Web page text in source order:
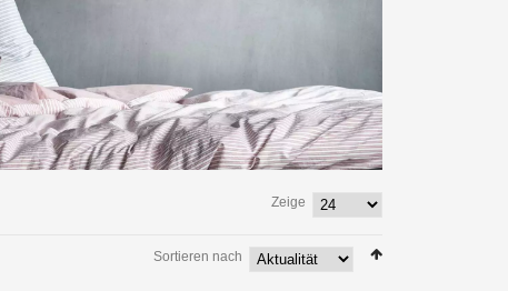
Zeige
Sortieren nach